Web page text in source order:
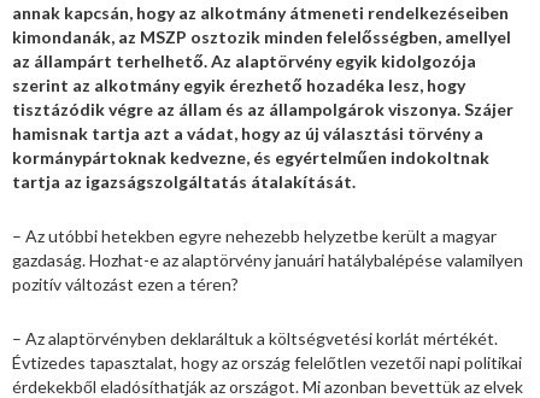
annak kapcsán, hogy az alkotmány átmeneti rendelkezéseiben
kimondanák, az MSZP osztozik minden felelősségben, amellyel
az állampárt terhelhető. Az alaptörvény egyik kidolgozója
szerint az alkotmány egyik érezhető hozadéka lesz, hogy
tisztázódik végre az állam és az állampolgárok viszonya. Szájer
hamisnak tartja azt a vádat, hogy az új választási törvény a
kormánypártoknak kedvezne, és egyértelműen indokoltnak
tartja az igazságszolgáltatás átalakítását.
– Az utóbbi hetekben egyre nehezebb helyzetbe került a magyar
gazdaság. Hozhat-e az alaptörvény januári hatálybalépése valamilyen
pozitív változást ezen a téren?
– Az alaptörvényben deklaráltuk a költségvetési korlát mértékét.
Évtizedes tapasztalat, hogy az ország felelőtlen vezetői napi politikai
érdekekből eladósíthatják az országot. Mi azonban bevettük az elvek